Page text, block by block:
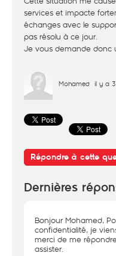
services et impacte
échanges avec le
pas résolu à ce jour.
Je vous demande donc
Mohamed il y a
Répondre à cette
Dernières
Bonjour Mohamed,
confidentialité, je
merci de me
assister.